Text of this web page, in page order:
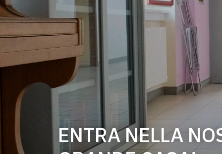
ENTRA NELLA